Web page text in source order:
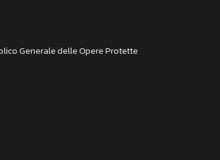
Generale delle Opere Protette